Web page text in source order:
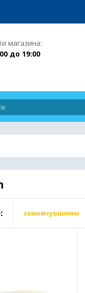
магазина:
до 19:00
замовчуванням